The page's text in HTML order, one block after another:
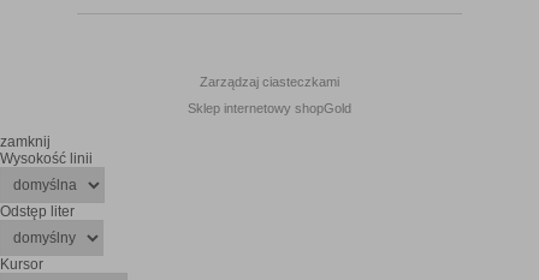
Zarządzaj ciasteczkami
Sklep internetowy shopGold
zamknij
Wysokość linii
Odstęp liter
Kursor